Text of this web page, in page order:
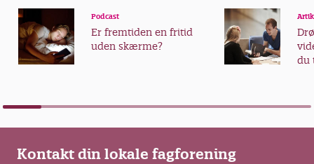
Podcast
Er fremtiden en fritid
uden skærme?
du
Kontakt din lokale fagforening